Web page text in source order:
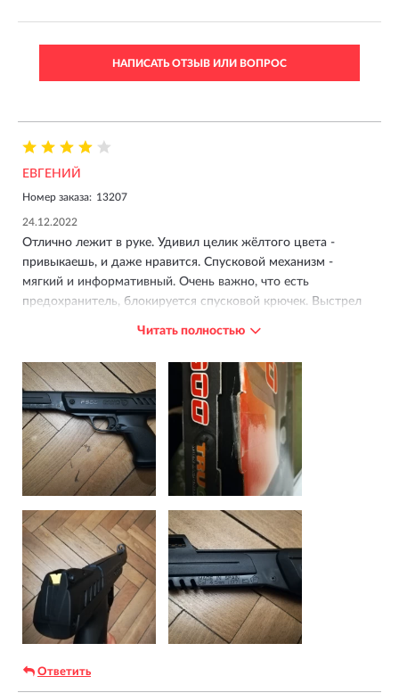
НАПИСАТЬ ОТЗЫВ ИЛИ ВОПРОС
ЕВГЕНИЙ
Номер заказа: 13207
24.12.2022
Отлично лежит в руке. Удивил целик жёлтого цвета -
привыкаешь, и даже нравится. Спусковой механизм -
мягкий и информативный. Очень важно, что есть
предохранитель, блокируется спусковой крючек. Выстрел
товар. Минус, к сожалению, приходится ставить за то, что
упаковка была вскрыта, и очень не аккуратно. Цена,
несмотря на скидку, высокая, но это курс евро... Если бы
уровень цен был ниже, купил бы модификацию IGT с
газовой пружиной.
Читать полностью
Ответить